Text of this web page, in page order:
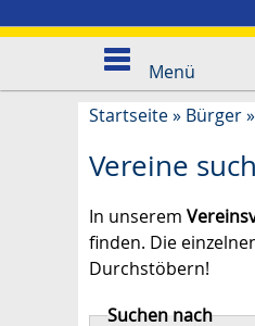
Menü
Startseite» Bürger»
Vereine
In unserem
finden. Die
Durchstöbern!
Suchen nach